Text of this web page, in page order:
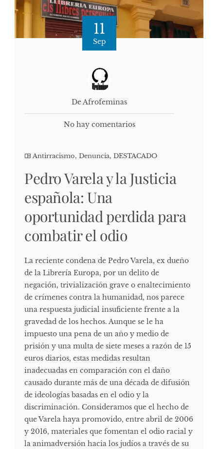
11
Sep
De Afrofeminas
No hay comentarios
Antirracismo, Denuncia, DESTACADO
Pedro Varela y la Justicia
española: Una
oportunidad perdida para
combatir el odio
La reciente condena de Pedro Varela, ex dueño
de la Librería Europa, por un delito de
negación, trivialización grave o enaltecimiento
de crímenes contra la humanidad, nos parece
una respuesta judicial insuficiente frente a la
gravedad de los hechos. Aunque se le ha
impuesto una pena de un año y medio de
prisión y una multa de siete meses a razón de 15
euros diarios, estas medidas resultan
inadecuadas en comparación con el daño
causado durante más de una década de difusión
de ideologías basadas en el odio y la
discriminación. Consideramos que el hecho de
que Varela haya promovido, entre abril de 2006
y 2016, materiales que fomentan el odio racial y
la animadversión hacia los judíos a través de su